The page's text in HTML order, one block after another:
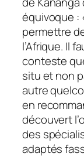
équivoque :
permettre
l’Afrique. Il
conteste
situ et non
autre
en
découvert
des
adaptés